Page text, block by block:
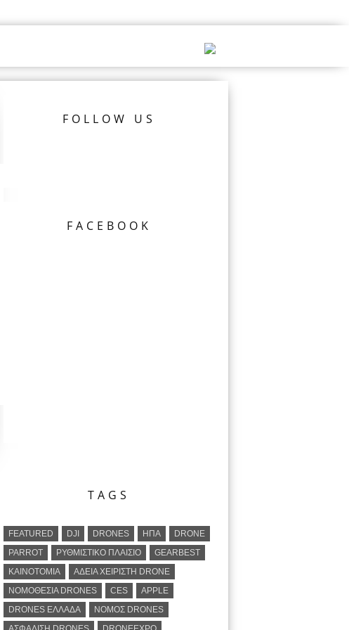
FOLLOW US
FACEBOOK
TAGS
FEATURED DJI DRONES ΗΠΑ
DRONE
PARROT
ΡΥΘΜΙΣΤΙΚΌ ΠΛΑΊΣΙΟ
GEARBEST
ΚΑΙΝΟΤΟΜΊΑ
ΆΔΕΙΑ ΧΕΙΡΙΣΤΉ DRONE
ΝΟΜΟΘΕΣΊΑ DRONES
CES
APPLE
DRONES ΕΛΛΆΔΑ
ΝΌΜΟΣ DRONES